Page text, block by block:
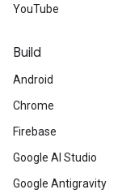
YouTube
Build
Android
Chrome
Firebase
Google AI Studio
Google Antigravity